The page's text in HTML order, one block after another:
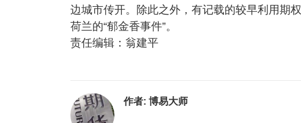
边城市传开。除此之外，有记载的较早利用期
荷兰的“郁金香事件”。
责任编辑：翁建平
作者: 博易大师